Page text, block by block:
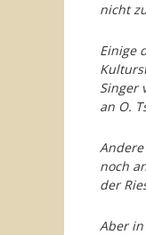
nicht
Einige
Singer
an O.
noch
der
Aber